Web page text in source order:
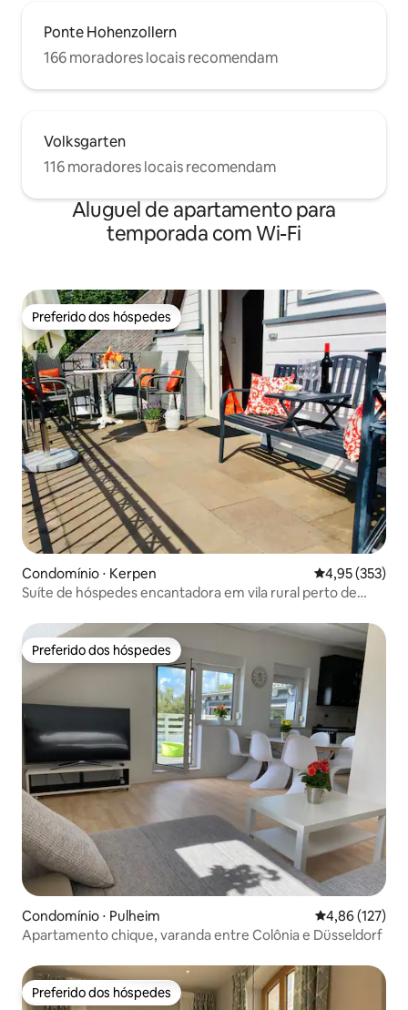
Ponte Hohenzollern
166 moradores locais recomendam
Volksgarten
116 moradores locais recomendam
Aluguel de apartamento para
temporada com Wi-Fi
Preferido dos hóspedes
Preferido dos hóspedes
Condomínio ⋅ Kerpen 4,95 de uma
4,95 (353)
Suíte de hóspedes encantadora em vila rural perto de
Preferido dos hóspedes
Preferido dos hóspedes
Condomínio ⋅ Pulheim 4,86 de uma
4,86 (127)
Apartamento chique, varanda entre Colônia e Düsseldorf
Preferido dos hóspedes
Preferido dos hóspedes